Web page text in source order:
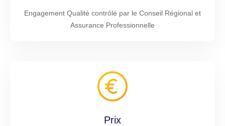
Engagement Qualité contrôlé par le Conseil Régional et
Assurance Professionnelle
Prix